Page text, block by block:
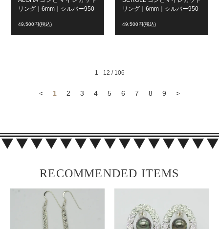
リング｜6mm｜シルバー950
49,500円(税込)
リング｜6mm｜シルバー950
49,500円(税込)
1 - 12 / 106
< 1 2 3 4 5 6 7 8 9 >
RECOMMENDED ITEMS